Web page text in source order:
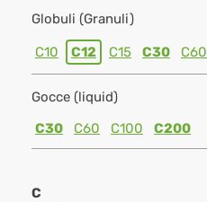
Globuli (Granuli)
C10 C12 C15 C30 C60
Gocce (liquid)
C30
C60 C100 C200
C